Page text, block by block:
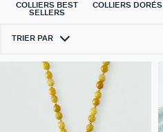
COLLIERS BEST
SELLERS
COLLIERS DORÉS
TRIER PAR